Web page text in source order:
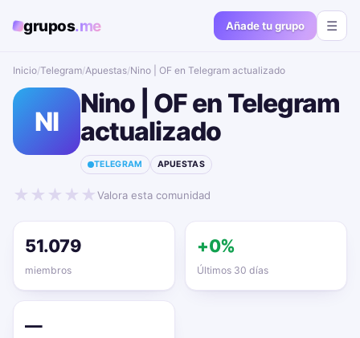
grupos.me Añade tu grupo ☰
Inicio/Telegram/Apuestas/Nino | OF en Telegram actualizado📱🔥
NI
Nino | OF en Telegram
actualizado📱🔥
TELEGRAM APUESTAS
★ ★ ★ ★ ★Valora esta comunidad
51.079
miembros
+0%
Últimos 30 días
—